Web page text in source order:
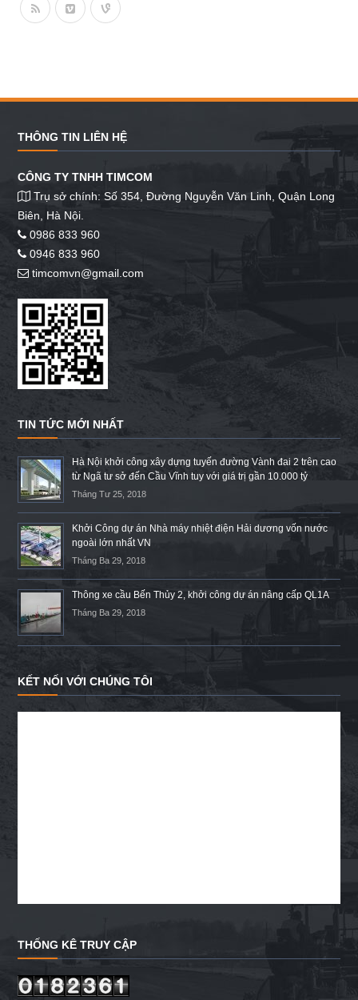
THÔNG TIN LIÊN HỆ
CÔNG TY TNHH TIMCOM
Trụ sở chính: Số 354, Đường Nguyễn Văn Linh, Quận Long
Biên, Hà Nội.
0986 833 960
0946 833 960
timcomvn@gmail.com
TIN TỨC MỚI NHẤT
Hà Nội khởi công xây dựng tuyến đường Vành đai 2 trên cao
từ Ngã tư sở đến Cầu Vĩnh tuy với giá trị gần 10.000 tỷ
Tháng Tư 25, 2018
Khởi Công dự án Nhà máy nhiệt điện Hải dương vốn nước
ngoài lớn nhất VN
Tháng Ba 29, 2018
Thông xe cầu Bến Thủy 2, khởi công dự án nâng cấp QL1A
Tháng Ba 29, 2018
KẾT NỐI VỚI CHÚNG TÔI
THỐNG KÊ TRUY CẬP